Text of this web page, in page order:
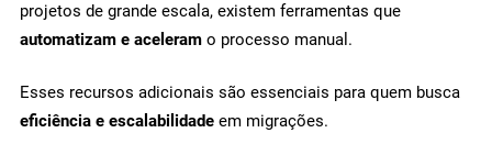
projetos de grande escala, existem ferramentas que
automatizam e aceleram o processo manual.
Esses recursos adicionais são essenciais para quem busca
eficiência e escalabilidade em migrações.